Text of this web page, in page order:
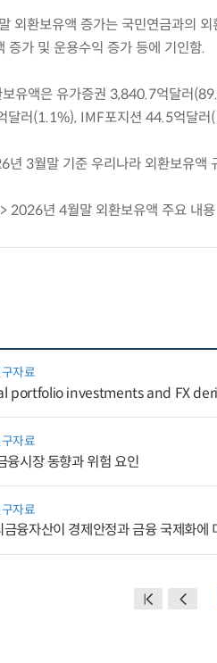
외환보유액 증가는 국민연금과의
증가 및 운용수익 증가 등에 기인함.
유액은 유가증권 3,840.7억달러
달러(1.1%), IMF포지션 44.5억달러
년 3월말 기준 우리나라 외환보유액
2026년 4월말 외환보유액 주요 내용
자료
portfolio investments and FX
자료
융시장 동향과 위험 요인
자료
금융자산이 경제안정과 금융 국제화에